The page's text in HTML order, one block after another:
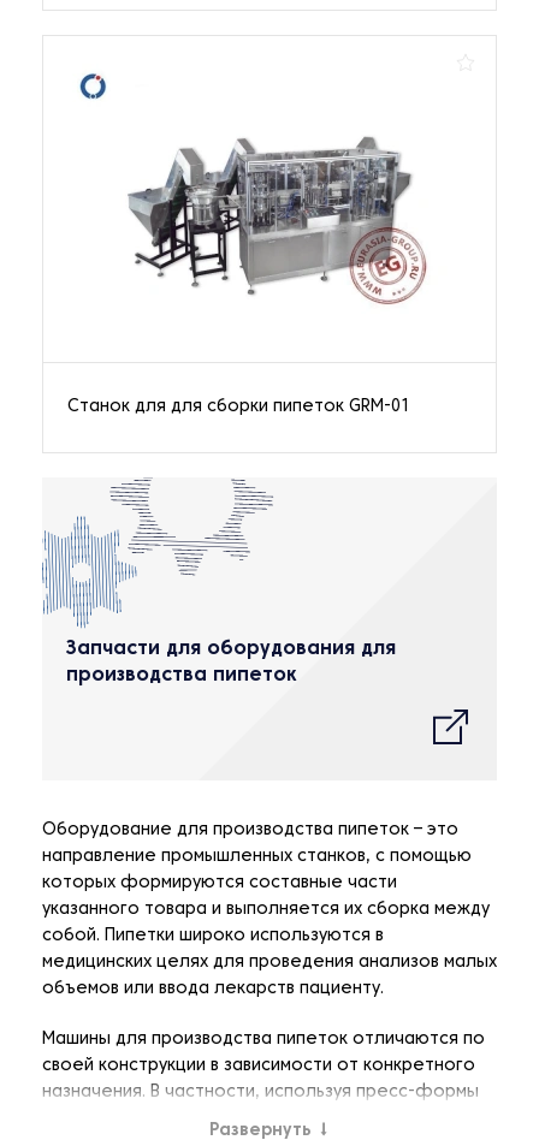
Станок для для сборки пипеток GRM-01
Запчасти для оборудования для
производства пипеток
Оборудование для производства пипеток – это
направление промышленных станков, с помощью
которых формируются составные части
указанного товара и выполняется их сборка между
собой. Пипетки широко используются в
медицинских целях для проведения анализов малых
объемов или ввода лекарств пациенту.
Машины для производства пипеток отличаются по
своей конструкции в зависимости от конкретного
назначения. В частности, используя пресс-формы
(от 16 до 128 позиций), можно изготавливать
Развернуть ↓